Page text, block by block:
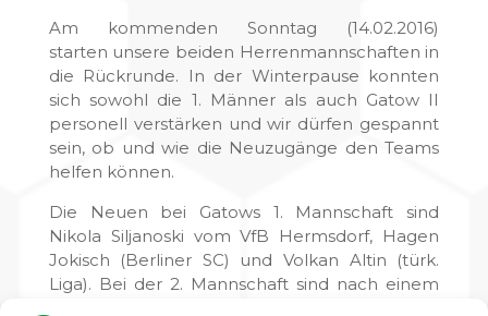
Am kommenden Sonntag (14.02.2016)
starten unsere beiden Herrenmannschaften in
die Rückrunde. In der Winterpause konnten
sich sowohl die 1. Männer als auch Gatow II
personell verstärken und wir dürfen gespannt
sein, ob und wie die Neuzugänge den Teams
helfen können.
Die Neuen bei Gatows 1. Mannschaft sind
Nikola Siljanoski vom VfB Hermsdorf, Hagen
Jokisch (Berliner SC) und Volkan Altin (türk.
Liga). Bei der 2. Mannschaft sind nach einem